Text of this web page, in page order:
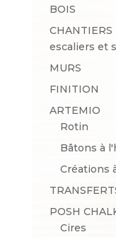
BOIS
escaliers et
MURS
FINITION
ARTEMIO
Rotin
Bâtons à
Créations
POSH
Cires